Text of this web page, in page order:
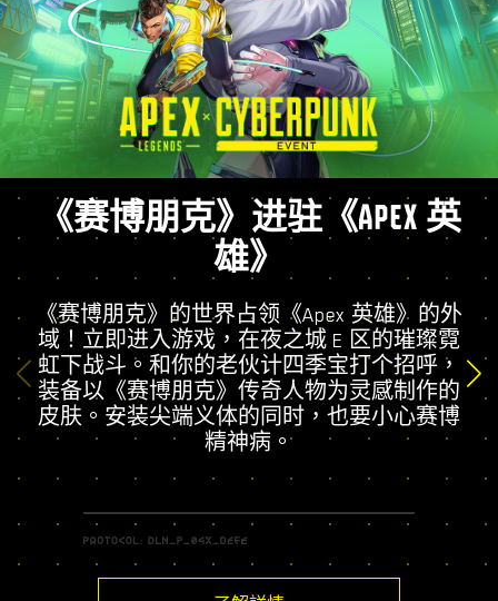
《赛博朋克》进驻《APEX 英
雄》
《赛博朋克》的世界占领《Apex 英雄》的外
域！立即进入游戏，在夜之城 E 区的璀璨霓
虹下战斗。和你的老伙计四季宝打个招呼，
装备以《赛博朋克》传奇人物为灵感制作的
皮肤。安装尖端义体的同时，也要小心赛博
精神病。